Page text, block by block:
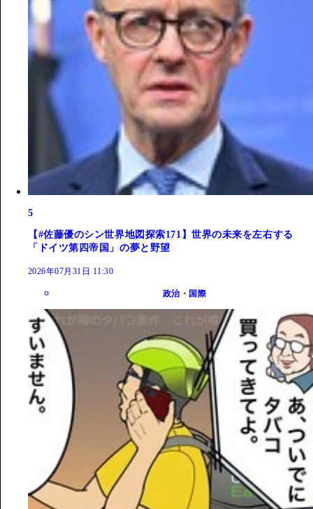
5
【#佐藤優のシン世界地図探索171】世界の未来を左右する
「ドイツ第四帝国」の夢と野望
2026年07月31日 11:30
政治・国際